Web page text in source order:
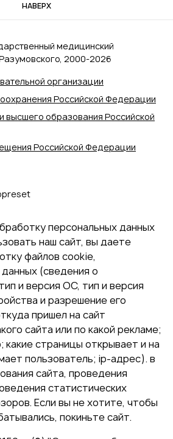
НАВЕРХ
организации
Российской Федерации
высшего образования Российской
Российской Федерации
медицинский
2000‑2026
персональных данных
наш сайт, вы даете
файлов cookie,
(сведения о
и версия ОС, тип и версия
и разрешение его
пришел на сайт
сайта или по какой рекламе;
страницы открывает и на
пользователь; ip-адрес). в
сайта, проведения
статистических
Если вы не хотите, чтобы
покиньте сайт.